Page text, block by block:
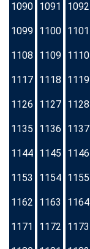
1090 1091 1092
1099 1100 1101
1108 1109 1110
1117 1118 1119
1126 1127 1128
1135 1136 1137
1144 1145 1146
1153 1154 1155
1162 1163 1164
1171 1172 1173